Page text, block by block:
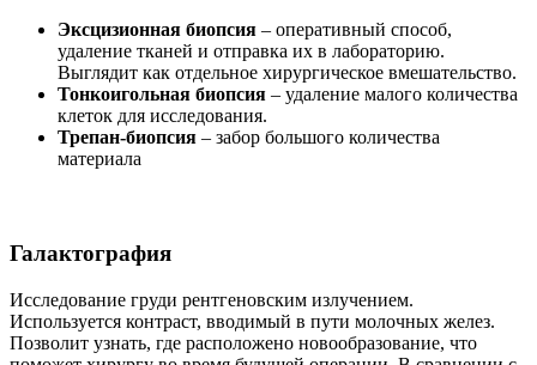
Эксцизионная биопсия – оперативный способ,
удаление тканей и отправка их в лабораторию.
Выглядит как отдельное хирургическое вмешательство.
Тонкоигольная биопсия – удаление малого количества
клеток для исследования.
Трепан-биопсия – забор большого количества
материала
Галактография
Исследование груди рентгеновским излучением.
Используется контраст, вводимый в пути молочных желез.
Позволит узнать, где расположено новообразование, что